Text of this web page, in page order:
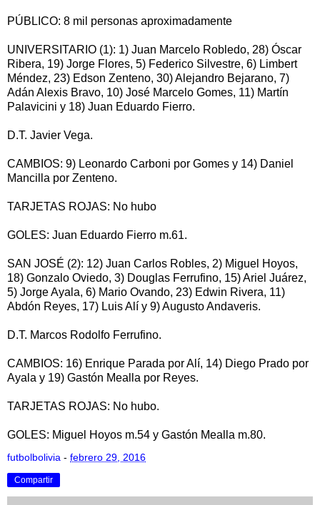
PÚBLICO: 8 mil personas aproximadamente
UNIVERSITARIO (1): 1) Juan Marcelo Robledo, 28) Óscar
Ribera, 19) Jorge Flores, 5) Federico Silvestre, 6) Limbert
Méndez, 23) Edson Zenteno, 30) Alejandro Bejarano, 7)
Adán Alexis Bravo, 10) José Marcelo Gomes, 11) Martín
Palavicini y 18) Juan Eduardo Fierro.
D.T. Javier Vega.
CAMBIOS: 9) Leonardo Carboni por Gomes y 14) Daniel
Mancilla por Zenteno.
TARJETAS ROJAS: No hubo
GOLES: Juan Eduardo Fierro m.61.
SAN JOSÉ (2): 12) Juan Carlos Robles, 2) Miguel Hoyos,
18) Gonzalo Oviedo, 3) Douglas Ferrufino, 15) Ariel Juárez,
5) Jorge Ayala, 6) Mario Ovando, 23) Edwin Rivera, 11)
Abdón Reyes, 17) Luis Alí y 9) Augusto Andaveris.
D.T. Marcos Rodolfo Ferrufino.
CAMBIOS: 16) Enrique Parada por Alí, 14) Diego Prado por
Ayala y 19) Gastón Mealla por Reyes.
TARJETAS ROJAS: No hubo.
GOLES: Miguel Hoyos m.54 y Gastón Mealla m.80.
futbolbolivia - febrero 29, 2016
Compartir